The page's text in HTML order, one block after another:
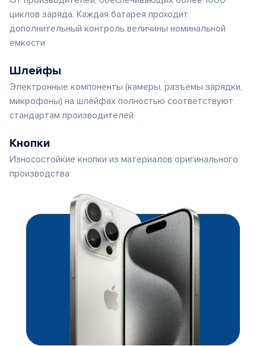
циклов заряда. Каждая батарея проходит
дополнительный контроль величины номинальной
емкости
Шлейфы
Электронные компоненты (камеры, разъемы зарядки,
микрофоны) на шлейфах полностью соответствуют
стандартам производителей
Кнопки
Износостойкие кнопки из материалов оригинального
производства